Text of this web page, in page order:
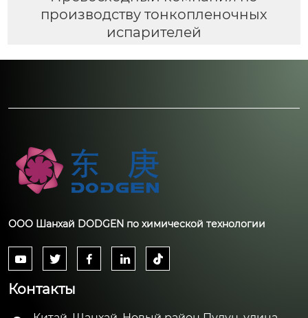
производству тонкопленочных
испарителей
ООО Шанхай DODGEN по химической технологии
    
Контакты